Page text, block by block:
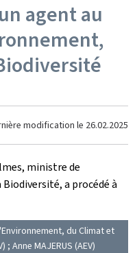
agent au
modification le 26.02.2025
ministre de
a procédé à
du Climat et
; Anne MAJERUS (AEV)